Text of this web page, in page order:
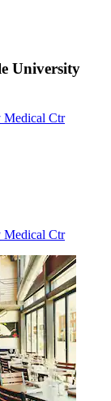
University
Medical Ctr
Medical Ctr